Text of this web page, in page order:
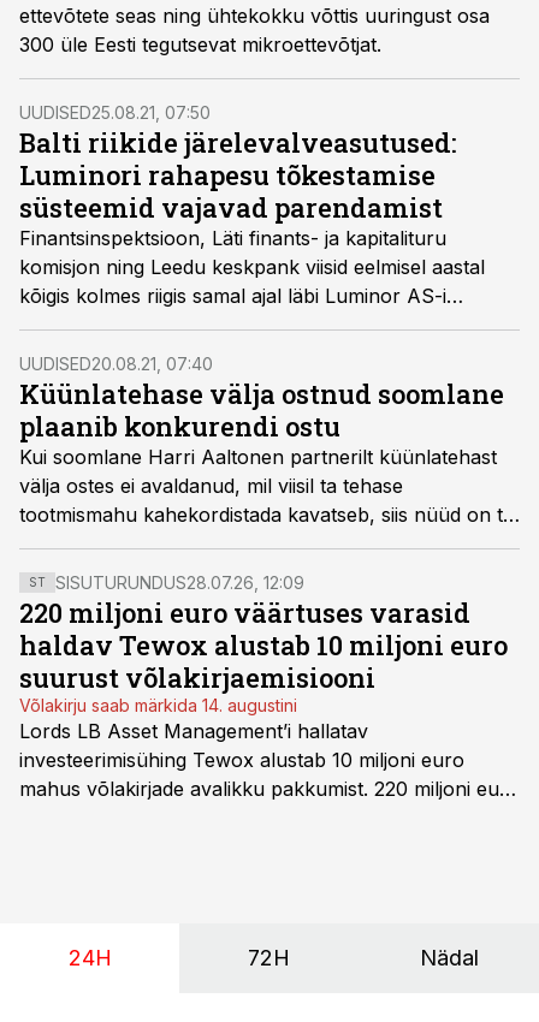
ettevõtete seas ning ühtekokku võttis uuringust osa
300 üle Eesti tegutsevat mikroettevõtjat.
UUDISED25.08.21, 07:50
Balti riikide järelevalveasutused:
Luminori rahapesu tõkestamise
süsteemid vajavad parendamist
Finantsinspektsioon, Läti finants- ja kapitalituru
komisjon ning Leedu keskpank viisid eelmisel aastal
kõigis kolmes riigis samal ajal läbi Luminor AS-i
kohapealsed kontrollid.
UUDISED20.08.21, 07:40
Küünlatehase välja ostnud soomlane
plaanib konkurendi ostu
Kui soomlane Harri Aaltonen partnerilt küünlatehast
välja ostes ei avaldanud, mil viisil ta tehase
tootmismahu kahekordistada kavatseb, siis nüüd on ta
avameelsem – järgmine hüpe tuleb konkurendi ostuga.
ST SISUTURUNDUS28.07.26, 12:09
220 miljoni euro väärtuses varasid
haldav Tewox alustab 10 miljoni euro
suurust võlakirjaemisiooni
Võlakirju saab märkida 14. augustini
Lords LB Asset Management’i hallatav
investeerimisühing Tewox alustab 10 miljoni euro
mahus võlakirjade avalikku pakkumist. 220 miljoni euro
24H 72H Nädal